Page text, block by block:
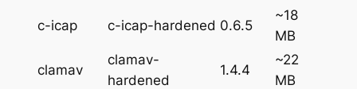
c-icap c-icap-hardened 0.6.5
~18
MB
clamav
clamav-
hardened
1.4.4
~22
MB